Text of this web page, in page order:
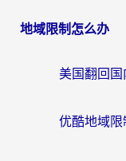
地域限制怎么办